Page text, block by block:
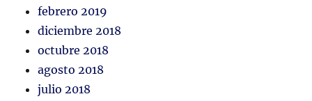
febrero 2019
diciembre 2018
octubre 2018
agosto 2018
julio 2018